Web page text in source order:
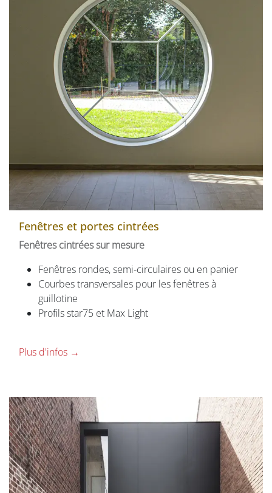
Fenêtres et portes cintrées
Fenêtres cintrées sur mesure
Fenêtres rondes, semi-circulaires ou en panier​
Courbes transversales pour les fenêtres à
guillotine
Profils star75 et Max Light
Plus d'infos →